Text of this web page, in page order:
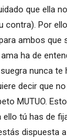
que ella
contra). Por
ambos que
ha de
nunca te
decir que
MUTUO.
tú has de
dispuesta